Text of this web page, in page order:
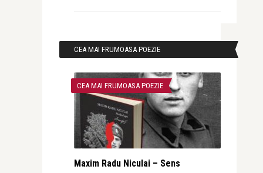
CEA MAI FRUMOASA POEZIE
CEA MAI FRUMOASA POEZIE
Maxim Radu Niculai – Sens